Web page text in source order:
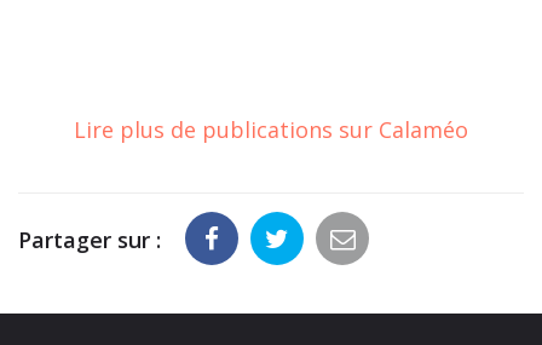
Lire plus de publications sur Calaméo
Partager sur :